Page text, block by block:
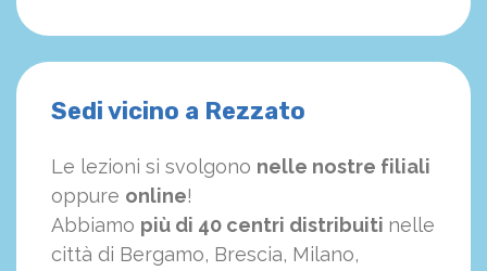
Sedi vicino a Rezzato
Le lezioni si svolgono nelle nostre filiali
oppure online!
Abbiamo più di 40 centri distribuiti nelle
città di Bergamo, Brescia, Milano,